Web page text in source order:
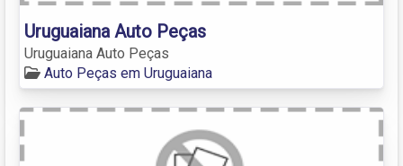
Uruguaiana Auto Peças
Uruguaiana Auto Peças
Auto Peças em Uruguaiana